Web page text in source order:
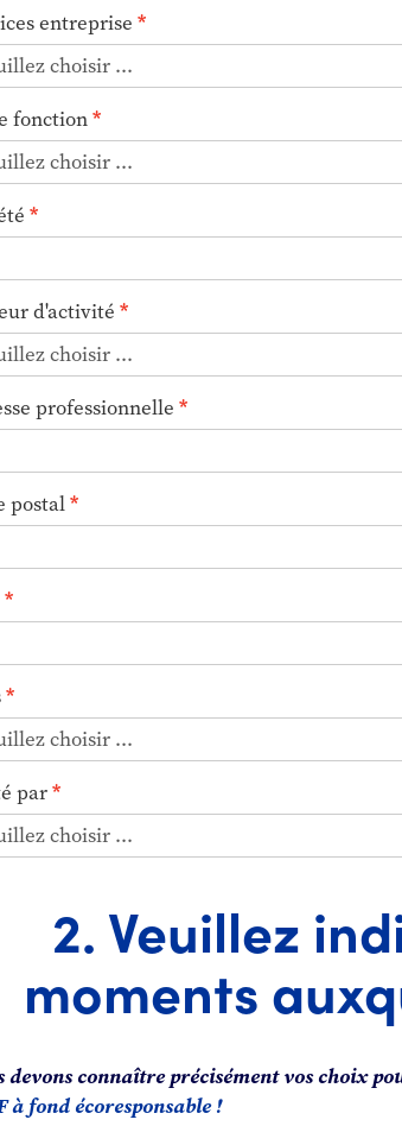
entreprise
fonction
d'activité
professionnelle
postal
par
2. Veuillez
moments
devons connaître précisément vos choix
à fond écoresponsable !